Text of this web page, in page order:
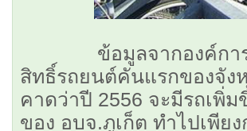
ข้อมูลจากองค์การบ
สิทธิ์รถยนต์คันแรกของจัง
คาดว่าปี 2556 จะมีรถเพิ่
ของ อบจ.ภูเก็ต ทำไปเพีย